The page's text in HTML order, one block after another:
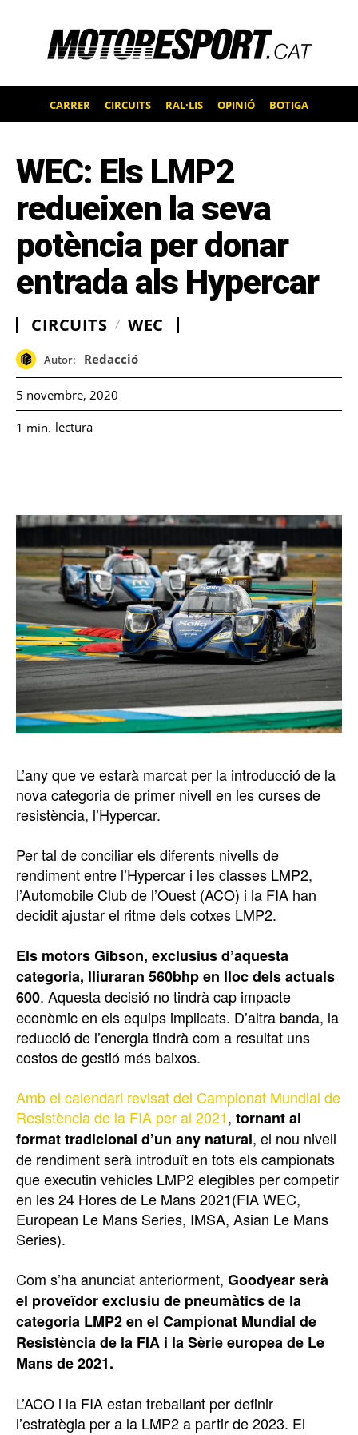
CARRER CIRCUITS RAL·LIS OPINIÓ BOTIGA
WEC: Els LMP2
redueixen la seva
potència per donar
entrada als Hypercar
CIRCUITS WEC
Autor: Redacció
5 novembre, 2020
1 min. lectura
L’any que ve estarà marcat per la introducció de la
nova categoria de primer nivell en les curses de
resistència, l’Hypercar.
Per tal de conciliar els diferents nivells de
rendiment entre l’Hypercar i les classes LMP2,
l’Automobile Club de l’Ouest (ACO) i la FIA han
decidit ajustar el ritme dels cotxes LMP2.
Els motors Gibson, exclusius d’aquesta
categoria, lliuraran 560bhp en lloc dels actuals
600. Aquesta decisió no tindrà cap impacte
econòmic en els equips implicats. D’altra banda, la
reducció de l’energia tindrà com a resultat uns
costos de gestió més baixos.
Amb el calendari revisat del Campionat Mundial de
Resistència de la FIA per al 2021, tornant al
format tradicional d’un any natural, el nou nivell
de rendiment serà introduït en tots els campionats
que executin vehicles LMP2 elegibles per competir
en les 24 Hores de Le Mans 2021(FIA WEC,
European Le Mans Series, IMSA, Asian Le Mans
Series).
Com s’ha anunciat anteriorment, Goodyear serà
el proveïdor exclusiu de pneumàtics de la
categoria LMP2 en el Campionat Mundial de
Resistència de la FIA i la Sèrie europea de Le
Mans de 2021.
L’ACO i la FIA estan treballant per definir
l’estratègia per a la LMP2 a partir de 2023. El